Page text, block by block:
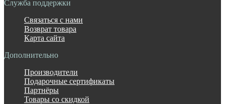
Служба поддержки
Связаться с нами
Возврат товара
Карта сайта
Дополнительно
Производители
Подарочные сертификаты
Партнёры
Товары со скидкой